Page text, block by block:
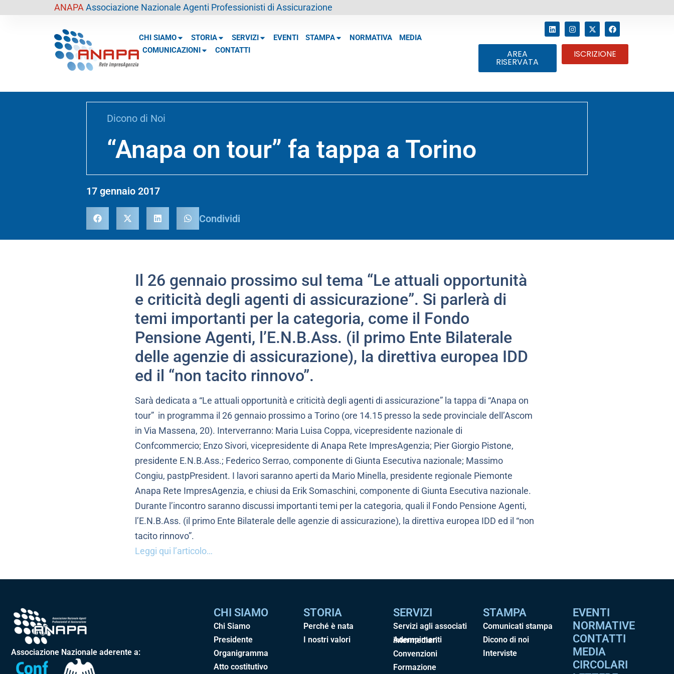
ANAPA Associazione Nazionale Agenti Professionisti di Assicurazione
CHI SIAMO STORIA SERVIZI EVENTI STAMPA NORMATIVA
MEDIA
COMUNICAZIONI
CONTATTI AREA
RISERVATA
ISCRIZIONE
Dicono di Noi
“Anapa on tour” fa tappa a Torino
17 gennaio 2017
Condividi
Il 26 gennaio prossimo sul tema “Le attuali opportunità
e criticità degli agenti di assicurazione”. Si parlerà di
temi importanti per la categoria, come il Fondo
Pensione Agenti, l’E.N.B.Ass. (il primo Ente Bilaterale
delle agenzie di assicurazione), la direttiva europea IDD
ed il “non tacito rinnovo”.
Sarà dedicata a “Le attuali opportunità e criticità degli agenti di assicurazione” la tappa di “Anapa on
tour” in programma il 26 gennaio prossimo a Torino (ore 14.15 presso la sede provinciale dell’Ascom
in Via Massena, 20). Interverranno: Maria Luisa Coppa, vicepresidente nazionale di
Confcommercio; Enzo Sivori, vicepresidente di Anapa Rete ImpresAgenzia; Pier Giorgio Pistone,
presidente E.N.B.Ass.; Federico Serrao, componente di Giunta Esecutiva nazionale; Massimo
Congiu, pastpPresident. I lavori saranno aperti da Mario Minella, presidente regionale Piemonte
Anapa Rete ImpresAgenzia, e chiusi da Erik Somaschini, componente di Giunta Esecutiva nazionale.
Durante l’incontro saranno discussi importanti temi per la categoria, quali il Fondo Pensione Agenti,
l’E.N.B.Ass. (il primo Ente Bilaterale delle agenzie di assicurazione), la direttiva europea IDD ed il “non
tacito rinnovo”.
Leggi qui l’articolo…
Associazione Nazionale aderente a:
CHI SIAMO
Chi Siamo
Presidente
Organigramma
Atto costitutivo
STORIA
Perché è nata
I nostri valori
SERVIZI
Servizi agli associati
Adempimenti intermediari
Convenzioni
Formazione
STAMPA
Comunicati stampa
Dicono di noi
Interviste
EVENTI
NORMATIVE
CONTATTI
MEDIA
CIRCOLARI